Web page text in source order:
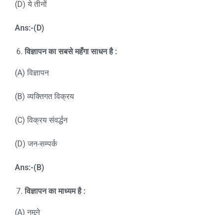
(D) ये तीनों
Ans:-(D)
विज्ञापन का सबसे महँगा साधन है :
(A) विज्ञापन
(B) व्यक्तिगत विक्रय
(C) विक्रय संवर्द्धन
(D) जन-सम्पर्क
Ans:-(B)
विज्ञापन का माध्यम है :
(A) नमूने